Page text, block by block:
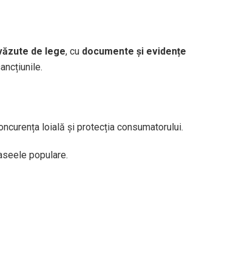
de lege, cu documente și evidențe
loială și protecția consumatorului.
populare.